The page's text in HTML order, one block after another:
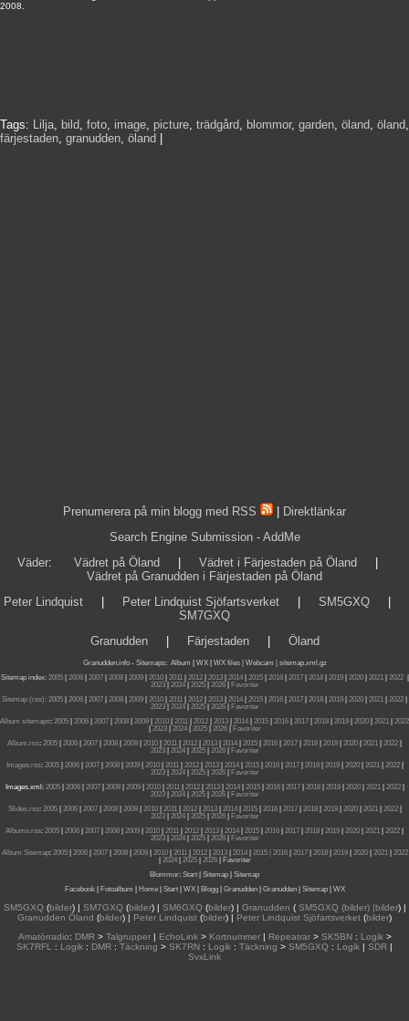
2008.
Tags: Lilja, bild, foto, image, picture, trädgård, blommor, garden, öland, öland,
färjestaden, granudden, öland
Prenumerera på min blogg med RSS
Direktlänkar
Search Engine Submission - AddMe
Väder: Vädret på Öland Vädret i Färjestaden på Öland
Vädret på Granudden i Färjestaden på Öland
Peter Lindquist
Peter Lindquist Sjöfartsverket SM5GXQ
SM7GXQ
Granudden| Färjestaden| Öland
Granudden.info- Sitemaps: Album WX WX files | Webcam |
sitemap.xml.gz
Sitemap index: 2005| 2006| 2007| 2008| 2009| 2010| 2011| 2012| 2013| 2014| 2015| 2016| 2017| 2018| 2019| 2020| 2021| 2022|
2023| 2024| 2025| 2026|
Favoriter
Sitemap (rss): 2005 2006 2007 2008 2009 2010 2011 2012 2013 2014 2015 2016 2017 2018 2019 2020 2021 2022
2023| 2024| 2025| 2026|
Favoriter
Album sitemaps: 2005 2006 2007 2008 2009 2010 2011 2012 2013 2014 2015 2016 2017 2018 2019 2020 2021
2022
2023| 2024| 2025| 2026|
Favoriter
Album.rss: 2005 2006 2007 2008 2009 2010 2011 2012 2013 2014 2015 2016 2017 2018 2019 2020 2021 2022
2023| 2024| 2025| 2026|
Favoriter
Images.rss: 2005| 2006| 2007| 2008| 2009| 2010| 2011| 2012| 2013| 2014| 2015| 2016| 2017| 2018| 2019| 2020| 2021| 2022|
2023| 2024| 2025| 2026|
Favoriter
Images.xml: 2005| 2006| 2007| 2008| 2009| 2010| 2011| 2012| 2013| 2014| 2015| 2016| 2017| 2018| 2019| 2020| 2021| 2022|
2023| 2024| 2025| 2026|
Favoriter
Slides.rss: 2005| 2006| 2007| 2008| 2009| 2010| 2011| 2012| 2013| 2014| 2015| 2016| 2017| 2018| 2019| 2020| 2021| 2022|
2023| 2024| 2025| 2026|
Favoriter
Albums.rss: 2005 2006 2007 2008 2009 2010 2011 2012 2013 2014 2015 2016 2017 2018 2019 2020 2021 2022
2023| 2024| 2025| 2026|
Favoriter
Album Sitemap: 2005| 2006| 2007| 2008| 2009| 2010| 2011| 2012| 2013| 2014| 2015 | 2016| 2017| 2018| 2019| 2020| 2021| 2022
2024| 2025| 2026|
Favoriter
Blommor: Start Sitemap
Sitemap
Facebook| Fotoalbum Home| Start| WX| Blogg| Granudden| Granudden| Sitemap| WX
SM5GXQ(bilder) | SM7GXQ(bilder) | SM6GXQ(bilder) | Granudden (SM5GXQ (bilder) |bilder) |
Granudden Öland (bilder) | Peter Lindquist (bilder) | Peter Lindquist Sjöfartsverket (bilder)
Amatörradio: DMR> Talgrupper| EchoLink> Kortnummer| Repeatrar> SK5BN: Logik>
SK7RFL
: Logik : DMR : Täckning > SK7RN : Logik : Täckning > SM5GXQ : Logik | SDR |
SvxLink